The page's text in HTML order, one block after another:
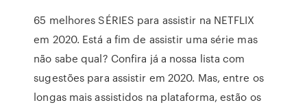
65 melhores SÉRIES para assistir na NETFLIX
em 2020. Está a fim de assistir uma série mas
não sabe qual? Confira já a nossa lista com
sugestões para assistir em 2020. Mas, entre os
longas mais assistidos na plataforma, estão os